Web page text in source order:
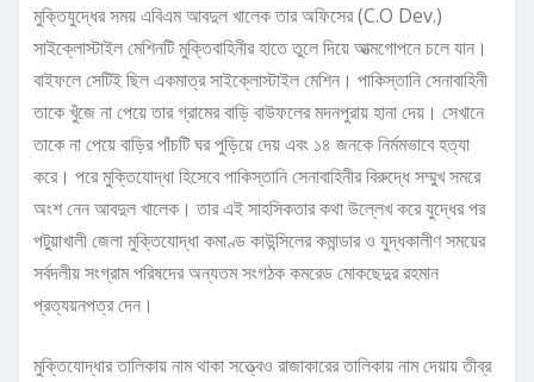
মুক্তিযুদ্ধের সময় এবিএম আবদুল খালেক তার অফিসের (C.O Dev.)
সাইক্লোস্টাইল মেশিনটি মুক্তিবাহিনীর হাতে তুলে দিয়ে আত্মগোপনে চলে যান।
বাইফলে সেটিই ছিল একমাত্র সাইক্লোস্টাইল মেশিন। পাকিস্তানি সেনাবাহিনী
তাকে খুঁজে না পেয়ে তার গ্রামের বাড়ি বাউফলের মদনপুরায় হানা দেয়। সেখানে
তাকে না পেয়ে বাড়ির পাঁচটি ঘর পুড়িয়ে দেয় এবং ১৪ জনকে নির্মমভাবে হত্যা
করে। পরে মুক্তিযোদ্ধা হিসেবে পাকিস্তানি সেনাবাহিনীর বিরুদ্ধে সম্মুখ সমরে
অংশ নেন আবদুল খালেক। তার এই সাহসিকতার কথা উল্লেখ করে যুদ্ধের পর
পটুয়াখালী জেলা মুক্তিযোদ্ধা কমাণ্ড কাউন্সিলের কমান্ডার ও যুদ্ধকালীণ সময়ের
সর্বদলীয় সংগ্রাম পরিষদের অন্যতম সংগঠক কমরেড মোকছেদুর রহমান
প্রত্যয়নপত্র দেন।
মুক্তিযোদ্ধার তালিকায় নাম থাকা সত্ত্বেও রাজাকারের তালিকায় নাম দেয়ায় তীব্র